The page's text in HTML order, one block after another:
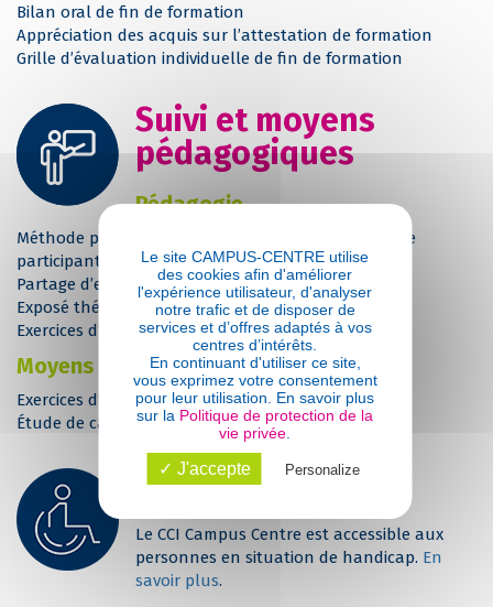
Bilan oral de fin de formation
Appréciation des acquis sur l’attestation de formation
Grille d’évaluation individuelle de fin de formation
Suivi et moyens
pédagogiques
Pédagogie
Méthode participative favorisant les échanges entre
participants
Partage d’expériences
Exposé théorique des outils et des méthodes
Exercices d’application
Moyens et outils
Exercices d’application
Étude de cas sur un logiciel
Handicap
Le CCI Campus Centre est accessible aux
personnes en situation de handicap. En
savoir plus.
Le site CAMPUS-CENTRE utilise
des cookies afin d'améliorer
l'expérience utilisateur, d'analyser
notre trafic et de disposer de
services et d’offres adaptés à vos
centres d’intérêts.
En continuant d'utiliser ce site,
vous exprimez votre consentement
pour leur utilisation. En savoir plus
sur la Politique de protection de la
vie privée
✓ J'accepte Personalize